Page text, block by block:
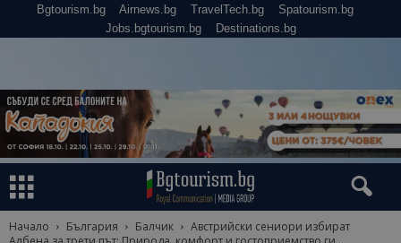
Bgtourism.bg Airnews.bg TravelTech.bg
Spatourism.bg
Jobs.bgtourism.bg
Destinations.bg
Начало България Балчик
Австрийски сениори избират